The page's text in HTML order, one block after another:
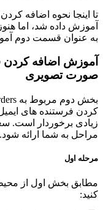
تا اینجا نحوه اضافه
آموزش داده شد، اما
به عنوان قسمت دوم
آموزش اضافه کردن
صورت تصویری
کردن فرستنده های
زیادی برخوردار است.
مراحل به شما ارائه شود.
مرحله اول
کنید: